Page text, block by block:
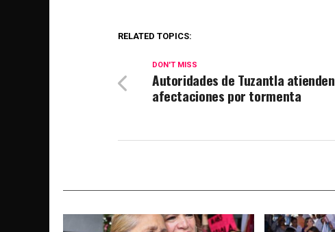
RELATED TOPICS:
DON'T MISS
Autoridades de Tuzantla atienden
afectaciones por tormenta